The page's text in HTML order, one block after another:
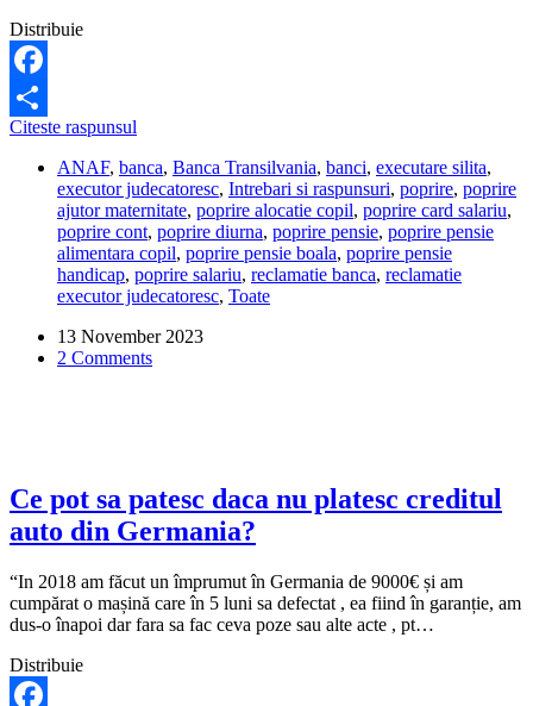
Distribuie
Facebook
Share
Citeste raspunsul
timp
plateste
banca
poprirea
ANAF?
ANAF, banca, Banca Transilvania, banci, executare silita,
executor judecatoresc, Intrebari si raspunsuri, poprire, poprire
ajutor maternitate, poprire alocatie copil, poprire card salariu,
poprire cont, poprire diurna, poprire pensie, poprire pensie
alimentara copil, poprire pensie boala, poprire pensie
handicap, poprire salariu, reclamatie banca, reclamatie
executor judecatoresc, Toate
13 November 2023
2 Comments
Ce pot sa patesc daca nu platesc creditul
auto din Germania?
“In 2018 am făcut un împrumut în Germania de 9000€ și am
cumpărat o mașină care în 5 luni sa defectat , ea fiind în garanție, am
dus-o înapoi dar fara sa fac ceva poze sau alte acte , pt…
Distribuie